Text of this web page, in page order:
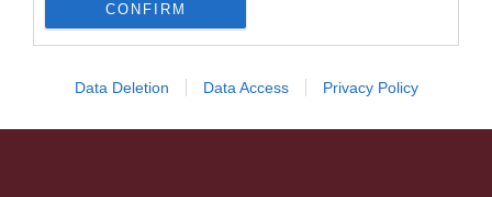
CONFIRM
Data Deletion Data Access Privacy Policy
harmadik dózisát